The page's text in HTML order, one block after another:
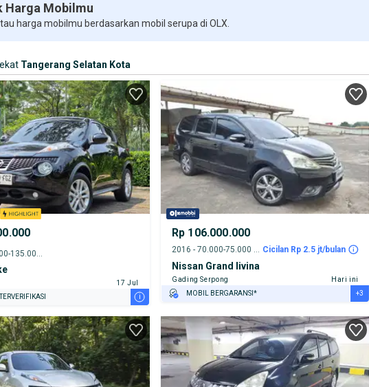
Harga Mobilmu
harga mobilmu berdasarkan mobil serupa di OLX.
Tangerang Selatan Kota
17 Jul
i
Rp 106.000.000
2016 - 70.000-75.000 km Cicilan Rp 2.5 jt/bulan
Nissan Grand livina
Gading Serpong
Hari ini
MOBIL BERGARANSI*
TEST DRIVE DARI RUMAH
GRATIS BIAYA JASA PERAWATAN*
+3